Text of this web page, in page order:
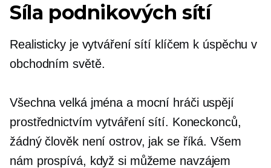
Síla podnikových sítí
Realisticky je vytváření sítí klíčem k úspěchu v
obchodním světě.
Všechna velká jména a mocní hráči uspějí
prostřednictvím vytváření sítí. Koneckonců,
žádný člověk není ostrov, jak se říká. Všem
nám prospívá, když si můžeme navzájem